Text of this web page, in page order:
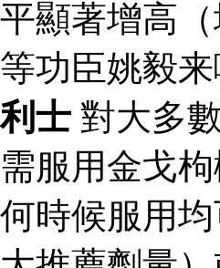
平顯著增高
等功臣姚毅
利士 對大多
需服用金戈
何時候服用